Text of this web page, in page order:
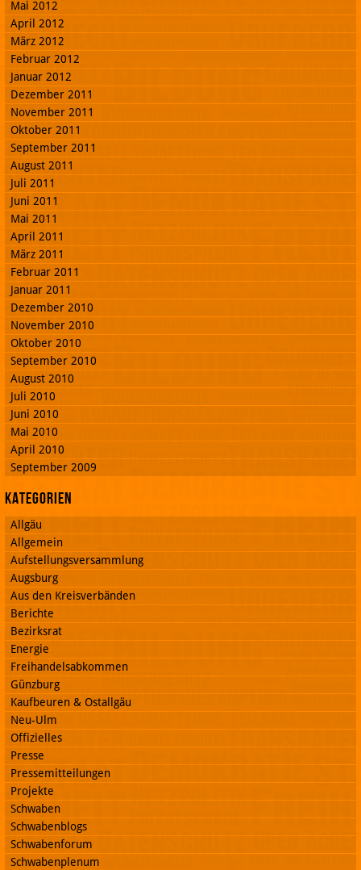
Mai 2012
April 2012
März 2012
Februar 2012
Januar 2012
Dezember 2011
November 2011
Oktober 2011
September 2011
August 2011
Juli 2011
Juni 2011
Mai 2011
April 2011
März 2011
Februar 2011
Januar 2011
Dezember 2010
November 2010
Oktober 2010
September 2010
August 2010
Juli 2010
Juni 2010
Mai 2010
April 2010
September 2009
Kategorien
Allgäu
Allgemein
Aufstellungsversammlung
Augsburg
Aus den Kreisverbänden
Berichte
Bezirksrat
Energie
Freihandelsabkommen
Günzburg
Kaufbeuren & Ostallgäu
Neu-Ulm
Offizielles
Presse
Pressemitteilungen
Projekte
Schwaben
Schwabenblogs
Schwabenforum
Schwabenplenum